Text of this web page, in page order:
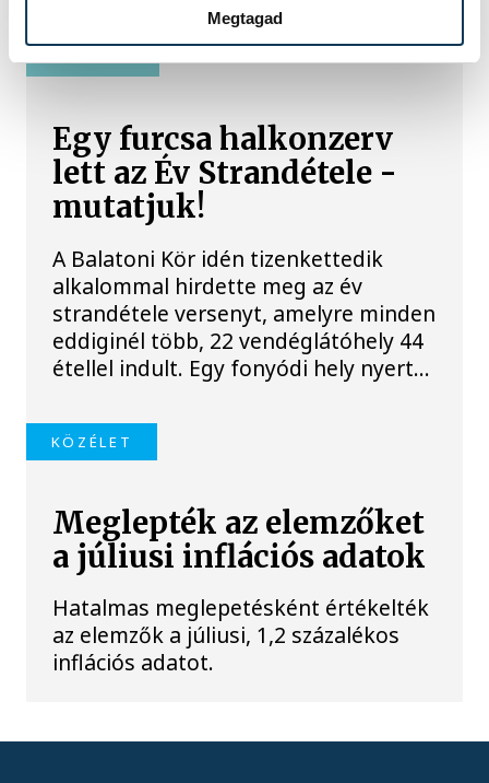
Megtagad
BALATON
Egy furcsa halkonzerv
lett az Év Strandétele -
mutatjuk!
A Balatoni Kör idén tizenkettedik
alkalommal hirdette meg az év
strandétele versenyt, amelyre minden
eddiginél több, 22 vendéglátóhely 44
étellel indult. Egy fonyódi hely nyert...
KÖZÉLET
Meglepték az elemzőket
a júliusi inflációs adatok
Hatalmas meglepetésként értékelték
az elemzők a júliusi, 1,2 százalékos
inflációs adatot.